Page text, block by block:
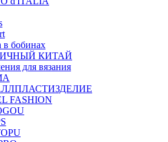
бобинах
КИТАЙ
для вязания
FASHION